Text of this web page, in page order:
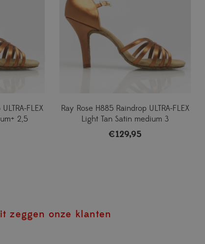
FLEX
2,5
Ray Rose H885 Raindrop ULTRA-FLEX
Light Tan Satin medium 3
€129,95
zeggen onze klanten